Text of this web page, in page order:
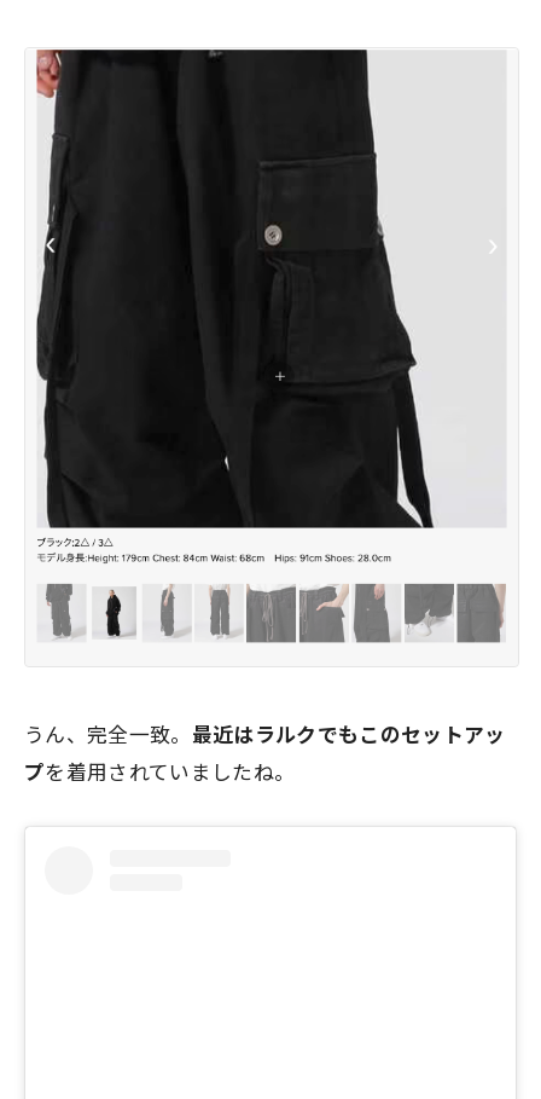
うん、完全一致。 最近はラルクでもこのセットアッ
プを着用されていましたね。